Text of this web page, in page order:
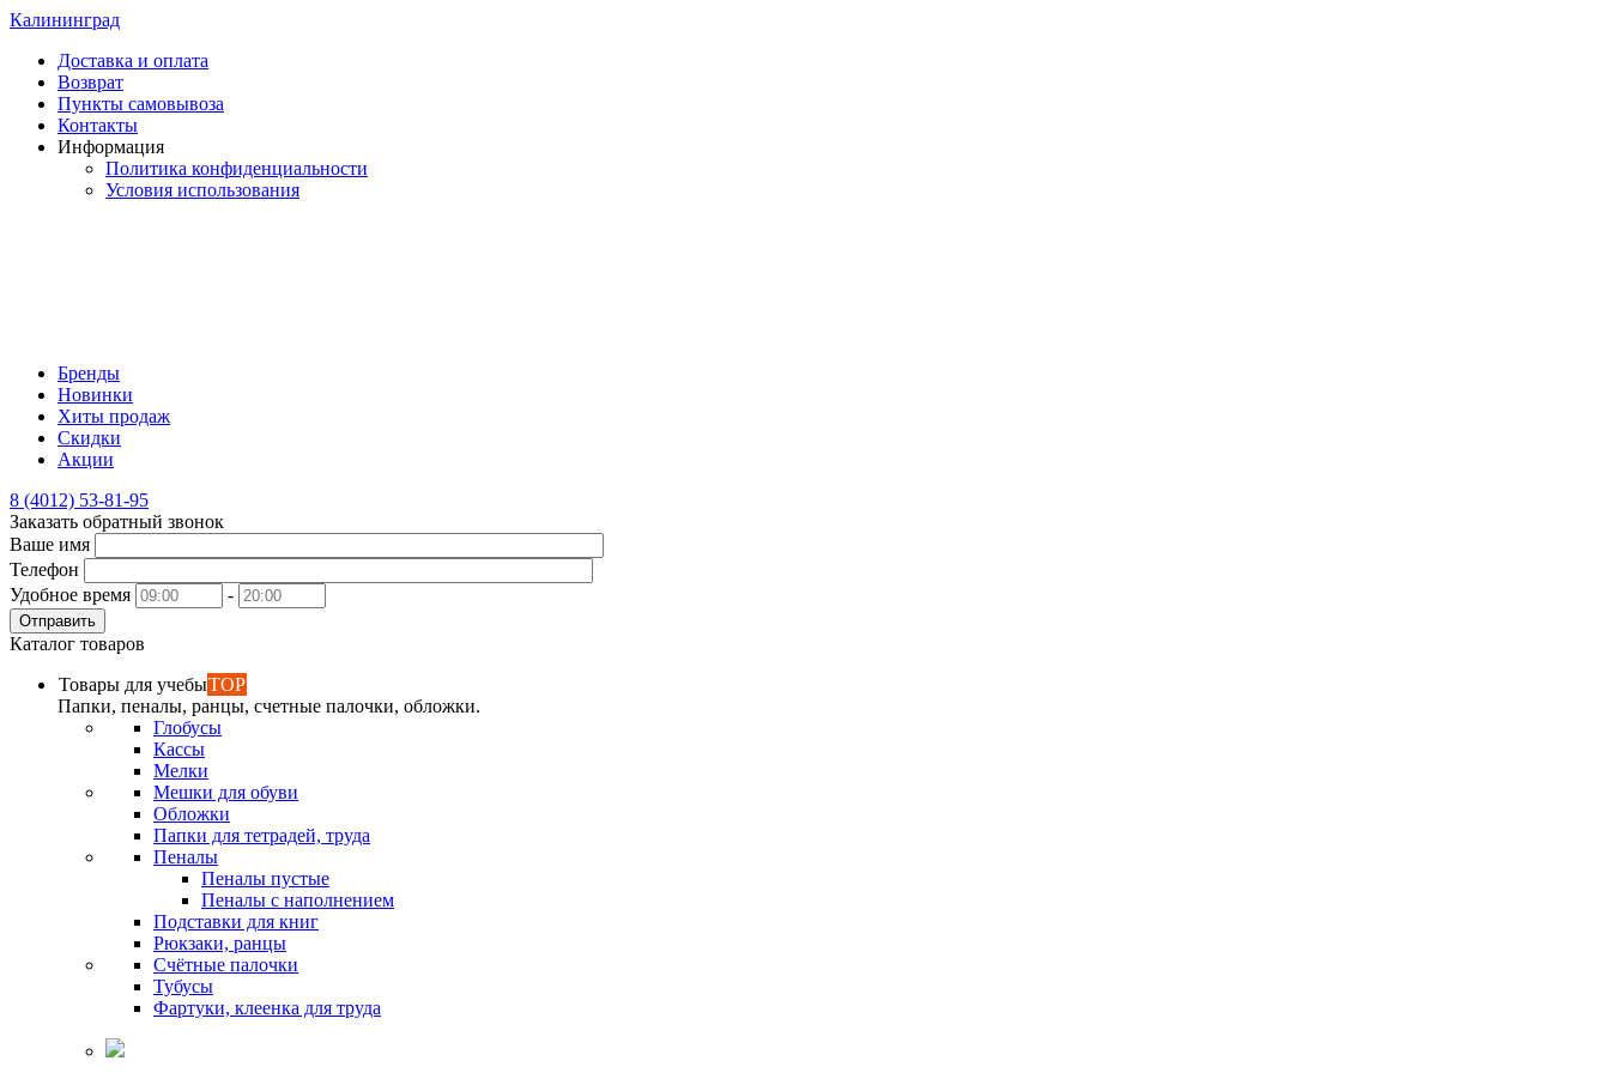
Калининград
Доставка и оплата
Возврат
Пункты самовывоза
Контакты
Информация
Политика конфиденциальности
Условия использования
Бренды
Новинки
Хиты продаж
Скидки
Акции
8 (4012) 53-81-95
Заказать обратный звонок
Ваше имя
Телефон
Удобное время
-
Отправить
Каталог товаров
Товары для учебыTOP
Папки, пеналы, ранцы, счетные палочки, обложки.
Глобусы
Кассы
Мелки
Мешки для обуви
Обложки
Папки для тетрадей, труда
Пеналы
Пеналы пустые
Пеналы с наполнением
Подставки для книг
Рюкзаки, ранцы
Счётные палочки
Тубусы
Фартуки, клеенка для труда